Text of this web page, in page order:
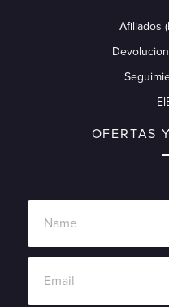
Afiliados
OFERTAS